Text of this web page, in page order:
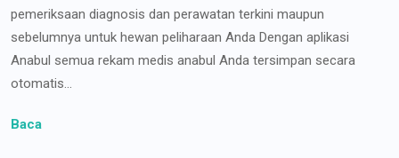
pemeriksaan diagnosis dan perawatan terkini maupun
sebelumnya untuk hewan peliharaan Anda Dengan aplikasi
Anabul semua rekam medis anabul Anda tersimpan secara
otomatis...
Baca